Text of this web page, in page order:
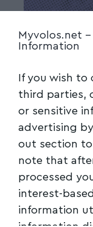
Myvolos.net -
Information
If you wish to
third parties,
or sensitive
advertising
out section to
note that
processed
interest-
information